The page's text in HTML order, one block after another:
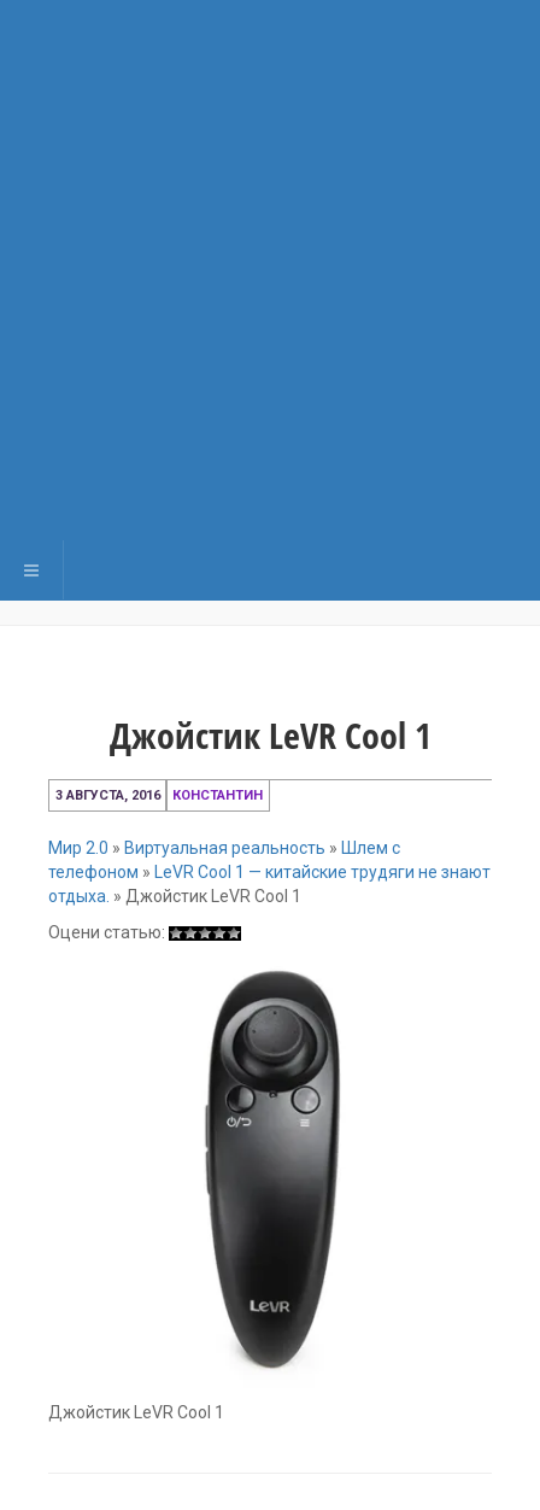
Переключить навигацию
Джойстик LeVR Cool 1
3 АВГУСТА, 2016
3
августа,
КОНСТАНТИН
Мир 2.0 » Виртуальная реальность » Шлем с
телефоном »
LeVR Cool 1 — китайские трудяги не знают
отдыха. » Джойстик LeVR Cool 1
Оцени статью:
Джойстик LeVR Cool 1